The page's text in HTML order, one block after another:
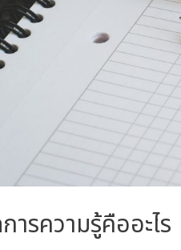
ารความรู้คืออะไร